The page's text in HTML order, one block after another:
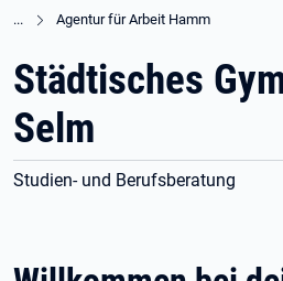
Agentur für Arbeit Hamm
Städtisches
Selm
Studien- und Berufsberatung